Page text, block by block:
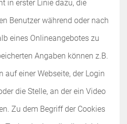
in erster Linie dazu, die
Benutzer während oder nach
eines Onlineangebotes zu
Angaben können z.B.
auf einer Webseite, der Login
die Stelle, an der ein Video
Zu dem Begriff der Cookies